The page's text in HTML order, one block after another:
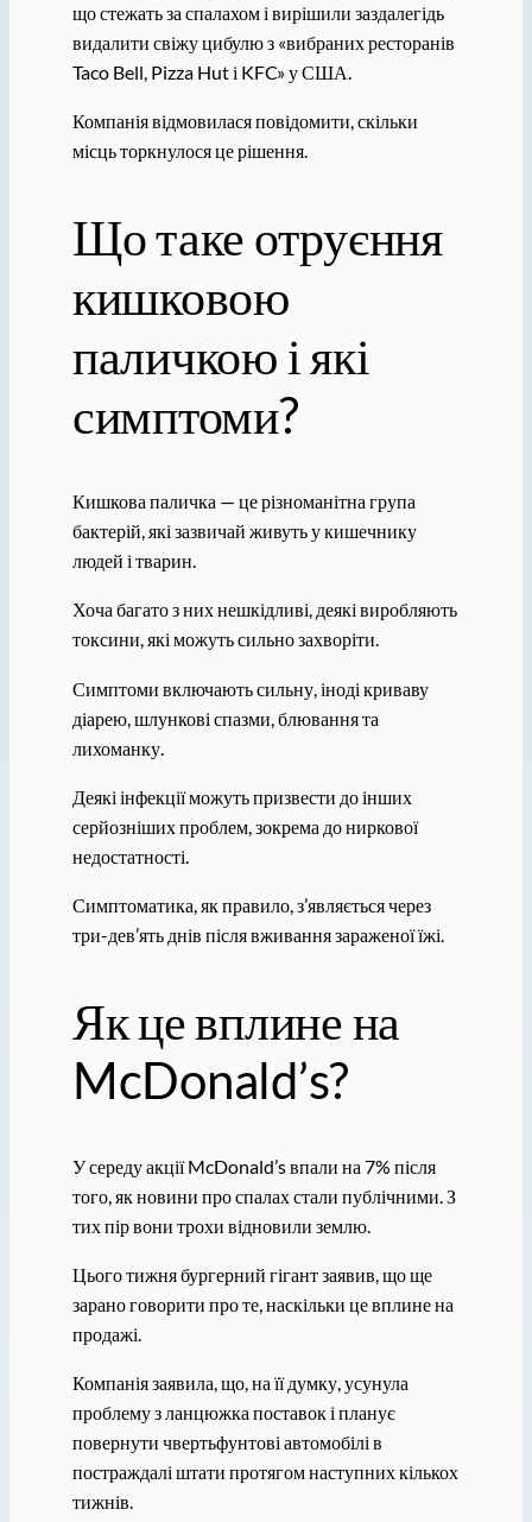
що стежать за спалахом і вирішили заздалегідь
видалити свіжу цибулю з «вибраних ресторанів
Taco Bell, Pizza Hut і KFC» у США.
Компанія відмовилася повідомити, скільки
місць торкнулося це рішення.
Що таке отруєння
кишковою
паличкою і які
симптоми?
Кишкова паличка — це різноманітна група
бактерій, які зазвичай живуть у кишечнику
людей і тварин.
Хоча багато з них нешкідливі, деякі виробляють
токсини, які можуть сильно захворіти.
Симптоми включають сильну, іноді криваву
діарею, шлункові спазми, блювання та
лихоманку.
Деякі інфекції можуть призвести до інших
серйозніших проблем, зокрема до ниркової
недостатності.
Симптоматика, як правило, з’являється через
три-дев’ять днів після вживання зараженої їжі.
Як це вплине на
McDonald’s?
У середу акції McDonald’s впали на 7% після
того, як новини про спалах стали публічними. З
тих пір вони трохи відновили землю.
Цього тижня бургерний гігант заявив, що ще
зарано говорити про те, наскільки це вплине на
продажі.
Компанія заявила, що, на її думку, усунула
проблему з ланцюжка поставок і планує
повернути чвертьфунтові автомобілі в
постраждалі штати протягом наступних кількох
тижнів.